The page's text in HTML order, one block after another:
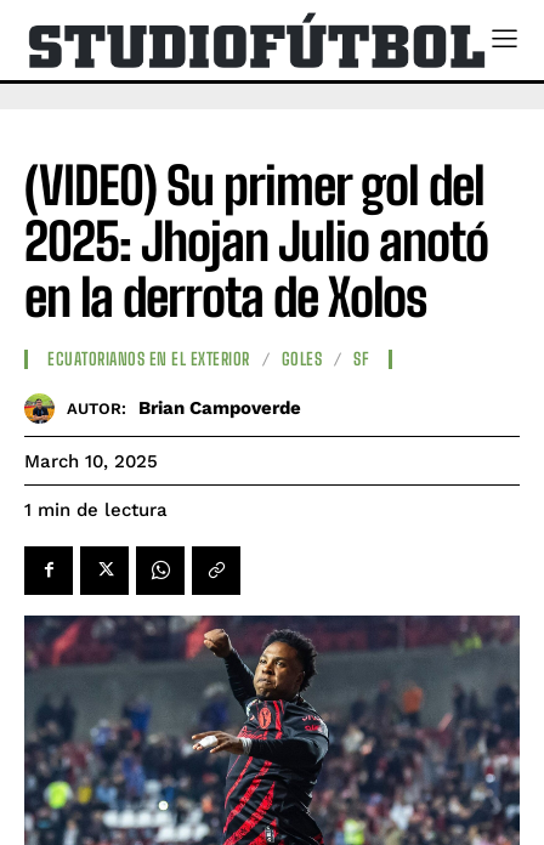
(VIDEO) Su primer gol del
2025: Jhojan Julio anotó
en la derrota de Xolos
ECUATORIANOS EN EL EXTERIOR GOLES SF
AUTOR: Brian Campoverde
March 10, 2025
1 min de lectura